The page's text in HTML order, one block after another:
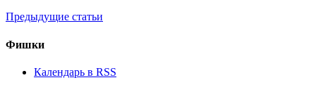
Предыдущие статьи
Фишки
Календарь в RSS